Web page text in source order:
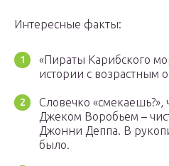
Интересные факты:
«Пираты Карибского
истории с возрастным
Словечко «смекаешь?»,
Джеком Воробьем –
Джонни Деппа. В
было.